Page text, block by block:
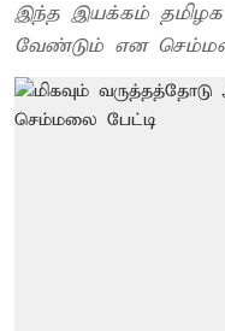
இந்த இயக்கம் தமிழக
வேண்டும் என